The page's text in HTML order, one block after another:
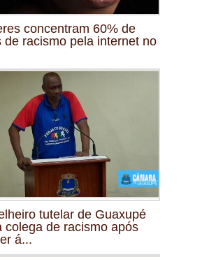
concentram 60% de
de racismo pela internet no
tutelar de Guaxupé
colega de racismo após
á...